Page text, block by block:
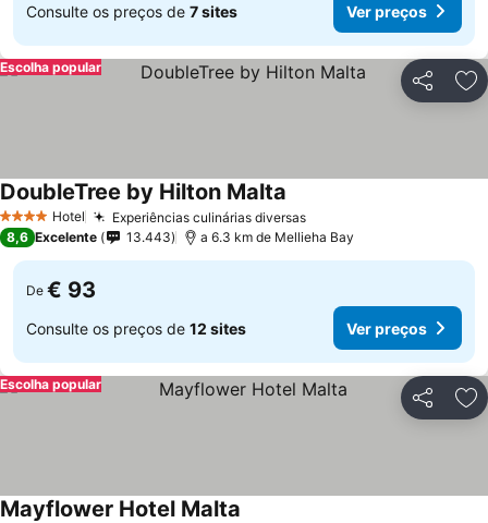
Consulte os preços de 7 sites Ver preços
Partilhar
Escolha popular
4 EstrelasHotel Experiências culinárias diversas
DoubleTree by Hilton Malta
8,6 Excelente 13.443 a 6.3 km de Mellieha Bay
De € 93
Consulte os preços de 12 sites Ver preços
Partilhar
Escolha popular
Mayflower Hotel Malta